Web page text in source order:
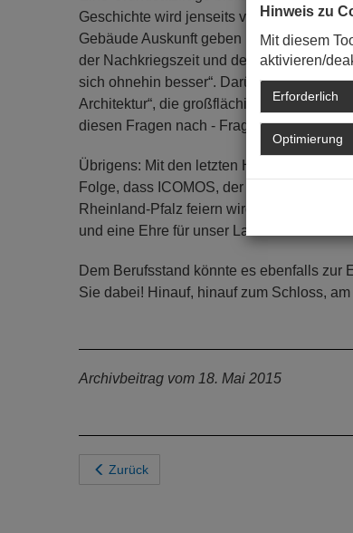
Geschichte wird jenseits von
Gebäude Auskunft geben können und
der Nachkriegszeit und den Aufbaujahren
sich ohnehin besser“. Darüber muss
Architektur“, die großflächig geopfert
diesen Fragen nach - Fragen, denen sich
Übrigens: Mit den letzten Hambacher
Folge, dass ICOMOS, der Internationale
Rheinland-Pfalz feiern wird. Das
und eine Ehre für unser Land!
Dem Berufsstand könnte es ebenfalls
Sie dabei! Hinauf, hinauf zum Schloss,
Archivbeitrag vom 18. Mai 2015
Zurück
Hinweis zu
Mit diesem
aktivieren/
Erforderlich
Optimierung